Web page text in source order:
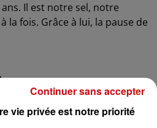
Il est notre sel, notre
la fois. Grâce à lui, la pause de
ET VENDREDI DE 20H À
vie privée est notre priorité
Continuer sans accepter